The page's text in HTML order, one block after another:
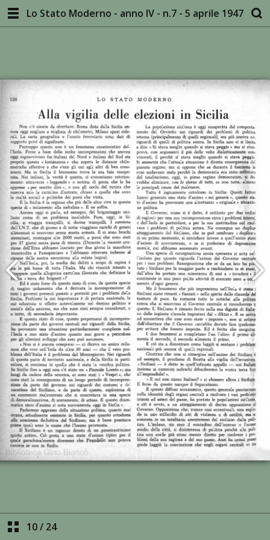
Lo Stato Moderno - anno IV - n.7 - 5 aprile 1947
10/ 24